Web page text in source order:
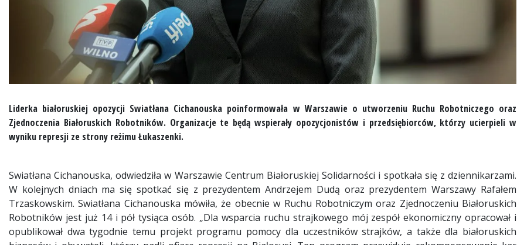
Liderka białoruskiej opozycji Swiatłana Cichanouska poinformowała w Warszawie o utworzeniu Ruchu Robotniczego oraz
Zjednoczenia Białoruskich Robotników. Organizacje te będą wspierały opozycjonistów i przedsiębiorców, którzy ucierpieli w
wyniku represji ze strony reżimu Łukaszenki.
Swiatłana Cichanouska, odwiedziła w Warszawie Centrum Białoruskiej Solidarności i spotkała się z dziennikarzami.
W kolejnych dniach ma się spotkać się z prezydentem Andrzejem Dudą oraz prezydentem Warszawy Rafałem
Trzaskowskim. Swiatłana Cichanouska mówiła, że obecnie w Ruchu Robotniczym oraz Zjednoczeniu Białoruskich
Robotników jest już 14 i pół tysiąca osób. „Dla wsparcia ruchu strajkowego mój zespół ekonomiczny opracował i
opublikował dwa tygodnie temu projekt programu pomocy dla uczestników strajków, a także dla białoruskich